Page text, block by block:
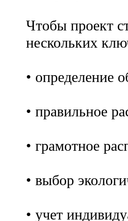
Чтобы проект
нескольких
• определение
• правильное
• грамотное
• выбор
• учет